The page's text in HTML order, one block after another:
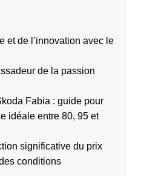
et de l’innovation avec le
de la passion
Fabia : guide pour
idéale entre 80, 95 et
significative du prix
conditions